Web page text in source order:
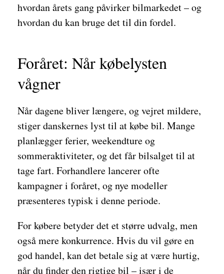
hvordan årets gang påvirker bilmarkedet – og
hvordan du kan bruge det til din fordel.
Foråret: Når købelysten
vågner
Når dagene bliver længere, og vejret mildere,
stiger danskernes lyst til at købe bil. Mange
planlægger ferier, weekendture og
sommeraktiviteter, og det får bilsalget til at
tage fart. Forhandlere lancerer ofte
kampagner i foråret, og nye modeller
præsenteres typisk i denne periode.
For købere betyder det et større udvalg, men
også mere konkurrence. Hvis du vil gøre en
god handel, kan det betale sig at være hurtig,
når du finder den rigtige bil – især i de